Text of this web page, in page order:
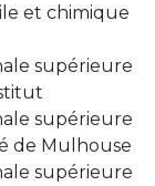
et chimique
supérieure
supérieure
de Mulhouse
supérieure